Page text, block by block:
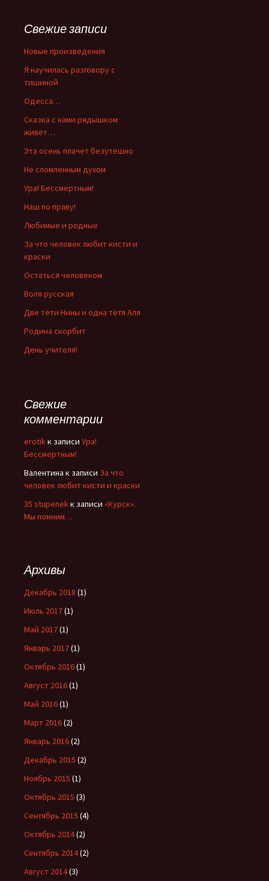
Свежие записи
Новые произведения
Я научилась разговору с
тишиной
Одесса…
Сказка с нами рядышком
живёт…
Эта осень плачет безутешно
Не сломленным духом
Ура! Бессмертным!
Наш по праву!
Любимые и родные
За что человек любит кисти и
краски
Остаться человеком
Воля русская
Две тёти Нины и одна тётя Аля
Родина скорбит
День учителя!
Свежие
комментарии
erotikк записи Ура!
Бессмертным!
Валентина к записи За что
человек любит кисти и краски
35 stupenekк записи «Курск».
Мы помним…
Архивы
Декабрь 2018 (1)
Июль 2017(1)
Май 2017(1)
Январь 2017(1)
Октябрь 2016(1)
Август 2016(1)
Май 2016(1)
Март 2016(2)
Январь 2016(2)
Декабрь 2015 (2)
Ноябрь 2015 (1)
Октябрь 2015 (3)
Сентябрь 2015 (4)
Октябрь 2014(2)
Сентябрь 2014(2)
Август 2014(3)